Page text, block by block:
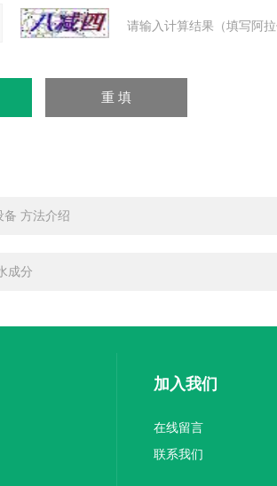
请输入计算结果（填写阿
备 方法介绍
成分
加入我们
在线留言
联系我们